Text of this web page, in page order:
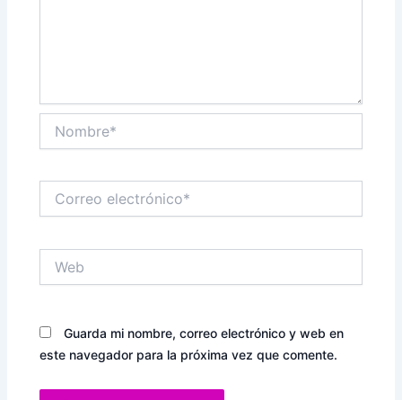
electrónico*
Guarda mi nombre, correo electrónico y web en
este navegador para la próxima vez que comente.